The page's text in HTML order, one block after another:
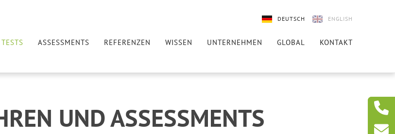
DEUTSCH ENGLISH
TESTS ASSESSMENTS REFERENZEN WISSEN UNTERNEHMEN GLOBAL KONTAKT
UND ASSESSMENTS